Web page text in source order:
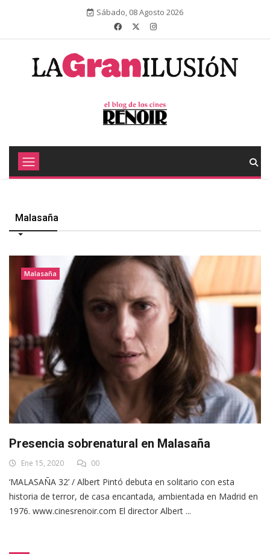
Sábado, 08 Agosto 2026
Malasaña
Malasaña
Presencia sobrenatural en Malasaña
Ene 15, 2020 00
‘MALASAÑA 32’ / Albert Pintó debuta en solitario con esta
historia de terror, de casa encantada, ambientada en Madrid en
1976. www.cinesrenoir.com El director Albert ...